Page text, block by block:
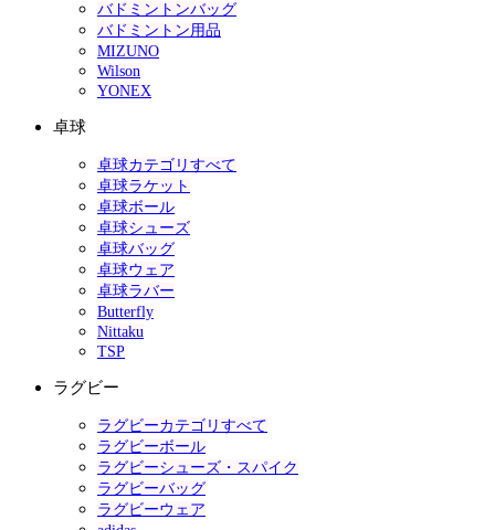
バドミントンバッグ
バドミントン用品
MIZUNO
Wilson
YONEX
卓球
卓球カテゴリすべて
卓球ラケット
卓球ボール
卓球シューズ
卓球バッグ
卓球ウェア
卓球ラバー
Butterfly
Nittaku
TSP
ラグビー
ラグビーカテゴリすべて
ラグビーボール
ラグビーシューズ・スパイク
ラグビーバッグ
ラグビーウェア